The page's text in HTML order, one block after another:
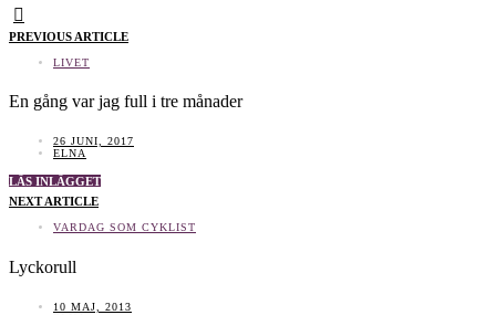
PREVIOUS ARTICLE
LIVET
En gång var jag full i tre månader
26 JUNI, 2017
ELNA
LÄS INLÄGGET
NEXT ARTICLE
VARDAG SOM CYKLIST
Lyckorull
10 MAJ, 2013